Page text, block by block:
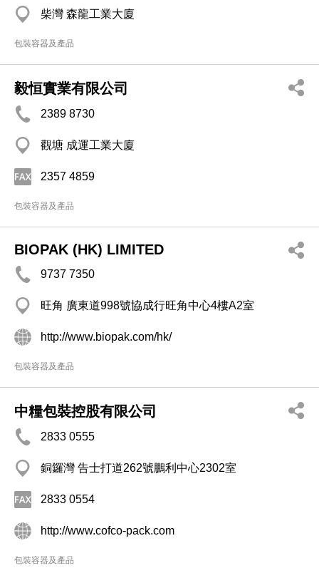
柴灣 森龍工業大廈
包裝容器及產品
毅恒實業有限公司
2389 8730
觀塘 成運工業大廈
2357 4859
包裝容器及產品
BIOPAK (HK) LIMITED
9737 7350
旺角 廣東道998號協成行旺角中心4樓A2室
http://www.biopak.com/hk/
包裝容器及產品
中糧包裝控股有限公司
2833 0555
銅鑼灣 告士打道262號鵬利中心2302室
2833 0554
http://www.cofco-pack.com
包裝容器及產品